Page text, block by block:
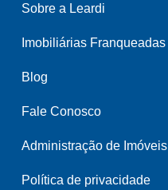
Sobre a Leardi
Imobiliárias Franqueadas
Blog
Fale Conosco
Administração de Imóveis
Política de privacidade